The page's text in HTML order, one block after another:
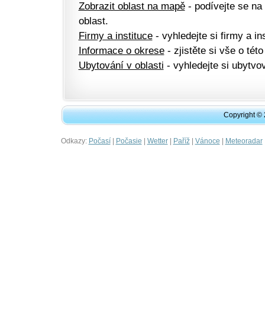
Zobrazit oblast na mapě- podívejte se na
oblast.
Firmy a instituce- vyhledejte si firmy a
Informace o okrese- zjistěte si vše o této
Ubytování v oblasti - vyhledejte si
Copyright ©
Odkazy: Počasí| Počasie | Wetter| Paříž| Vánoce | Meteoradar